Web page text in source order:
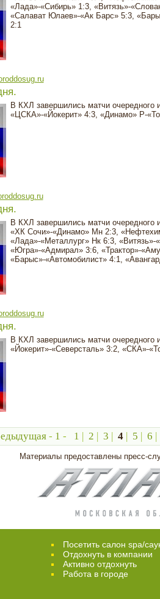
«Лада»-«Сибирь» 1:3, «Витязь»-
«Салават Юлаев»-«Ак Барс» 5:3,
2:1
В КХЛ завершились матчи очередного
«ЦСКА»-«Йокерит» 4:3, «Динамо» Р-
В КХЛ завершились матчи очередного
«ХК Сочи»-«Динамо» Мн 2:3,
«Лада»-«Металлург» Нк 6:3,
«Югра»-«Адмирал» 3:6, «Трактор»-
«Барыс»-«Автомобилист» 4:1,
В КХЛ завершились матчи очередного
«Йокерит»-«Северсталь» 3:2, «СКА»-
- 1 - 1 | 2 | 3 | 4| 5 | 6
Материалы предоставлены пресс-
Посетить салон spa/
Отдохнуть в компании
Активно отдохнуть
Работа в городе